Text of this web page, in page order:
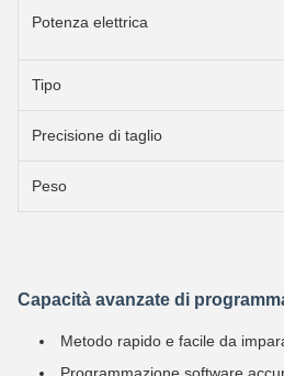
Potenza elettrica
Tipo
Precisione di taglio
Peso
Capacità avanzate di
Metodo rapido e facile da
Programmazione software